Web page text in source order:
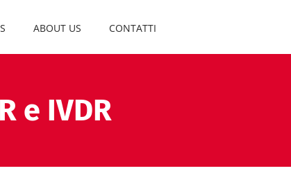
ABOUT US CONTATTI
e IVDR